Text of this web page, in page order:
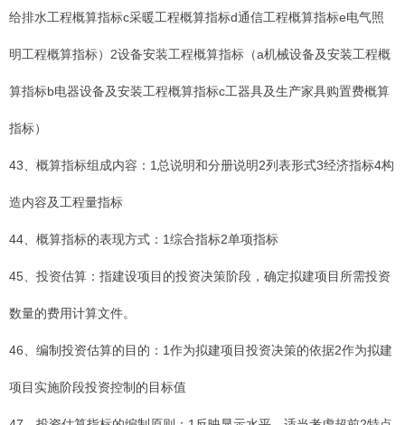
给排水工程概算指标c采暖工程概算指标d通信工程概算指标e电气照
明工程概算指标）2设备安装工程概算指标（a机械设备及安装工程概
算指标b电器设备及安装工程概算指标c工器具及生产家具购置费概算
指标）
43、概算指标组成内容：1总说明和分册说明2列表形式3经济指标4构
造内容及工程量指标
44、概算指标的表现方式：1综合指标2单项指标
45、投资估算：指建设项目的投资决策阶段，确定拟建项目所需投资
数量的费用计算文件。
46、编制投资估算的目的：1作为拟建项目投资决策的依据2作为拟建
项目实施阶段投资控制的目标值